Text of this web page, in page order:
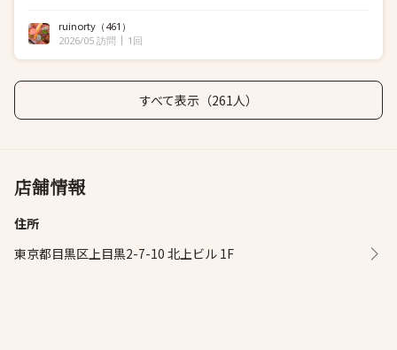
ruinorty （461）
2026/05 訪問
1回
すべて表示（261人）
店舗情報
住所
東京都目黒区上目黒2-7-10 北上ビル 1F